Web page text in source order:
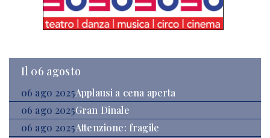
Il 06 agosto
06 ago 2025Applausi a cena aperta
06 ago 2025Gran Dinale
06 ago 2025Attenzione: fragile